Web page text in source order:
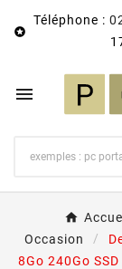

Téléphone :

Occasion
8Go 240Go